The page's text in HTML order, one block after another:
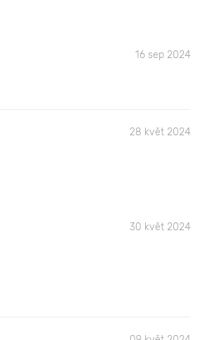
16 sep 2024
28 květ 2024
30 květ 2024